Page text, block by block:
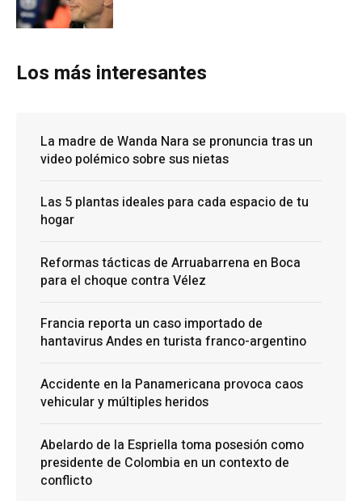
Los más interesantes
La madre de Wanda Nara se pronuncia tras un
video polémico sobre sus nietas
Las 5 plantas ideales para cada espacio de tu
hogar
Reformas tácticas de Arruabarrena en Boca
para el choque contra Vélez
Francia reporta un caso importado de
hantavirus Andes en turista franco-argentino
Accidente en la Panamericana provoca caos
vehicular y múltiples heridos
Abelardo de la Espriella toma posesión como
presidente de Colombia en un contexto de
conflicto